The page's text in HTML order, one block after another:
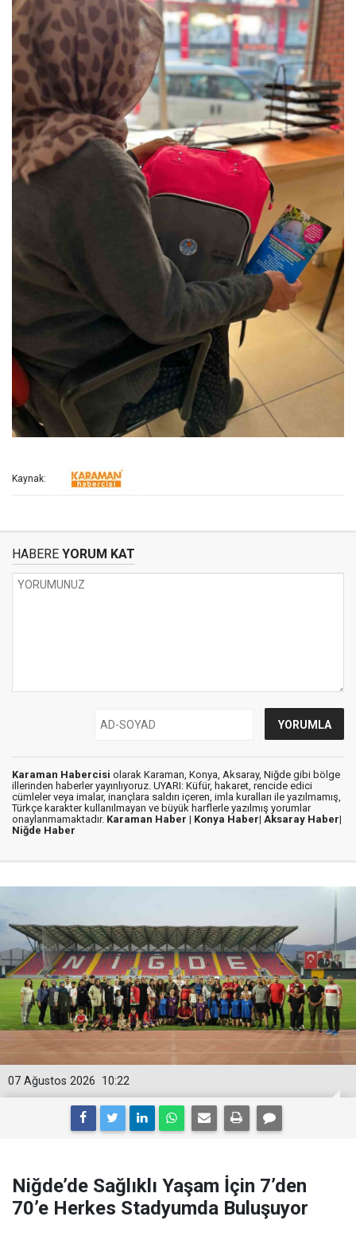
Kaynak:
HABERE YORUM KAT
Karaman Habercisi olarak Karaman, Konya, Aksaray, Niğde gibi bölge
illerinden haberler yayınlıyoruz. UYARI: Küfür, hakaret, rencide edici
cümleler veya imalar, inançlara saldırı içeren, imla kuralları ile yazılmamış,
Türkçe karakter kullanılmayan ve büyük harflerle yazılmış yorumlar
onaylanmamaktadır. Karaman Haber | Konya Haber| Aksaray Haber|
Niğde Haber
10:22
07 Ağustos 2026
Niğde’de Sağlıklı Yaşam İçin 7’den
70’e Herkes Stadyumda Buluşuyor